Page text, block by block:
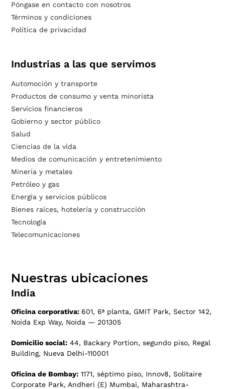
Póngase en contacto con nosotros
Términos y condiciones
Política de privacidad
Industrias a las que servimos
Automoción y transporte
Productos de consumo y venta minorista
Servicios financieros
Gobierno y sector público
Salud
Ciencias de la vida
Medios de comunicación y entretenimiento
Minería y metales
Petróleo y gas
Energía y servicios públicos
Bienes raíces, hotelería y construcción
Tecnología
Telecomunicaciones
Nuestras ubicaciones
India
Oficina corporativa: 601, 6ª planta, GMIT Park, Sector 142,
Noida Exp Way, Noida — 201305
Domicilio social: 44, Backary Portion, segundo piso, Regal
Building, Nueva Delhi-110001
Oficina de Bombay: 1171, séptimo piso, Innov8, Solitaire
Corporate Park, Andheri (E) Mumbai, Maharashtra-